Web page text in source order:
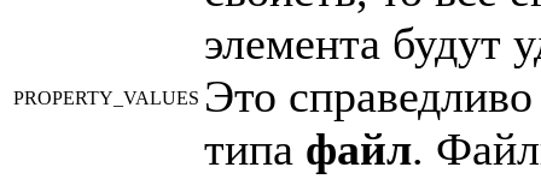
PROPERTY_VALUES
элемента будут
Это
типа файл.